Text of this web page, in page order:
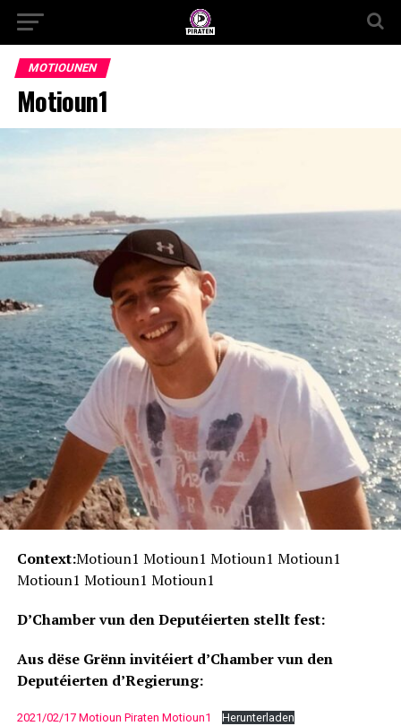
MOTIOUNEN
Motioun1
Context:Motioun1 Motioun1 Motioun1 Motioun1
Motioun1 Motioun1 Motioun1
D’Chamber vun den Deputéierten stellt fest:
Aus dëse Grënn invitéiert d’Chamber vun den
Deputéierten d’Regierung:
2021/02/17 Motioun Piraten Motioun1
Herunterladen